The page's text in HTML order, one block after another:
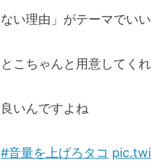
ない理由」がテーマでい
こちゃんと用意してく
いんですよね
#音量を上げろタコ